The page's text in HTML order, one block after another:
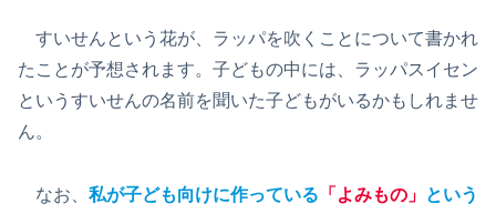
すいせんという花が、ラッパを吹くことについて書かれ
たことが予想されます。子どもの中には、ラッパスイセン
というすいせんの名前を聞いた子どもがいるかもしれませ
ん。
なお、 私が子ども向けに作っている 「よみもの」 という